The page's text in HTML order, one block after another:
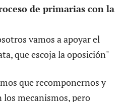
de primarias con la
que recomponernos y
los mecanismos, pero